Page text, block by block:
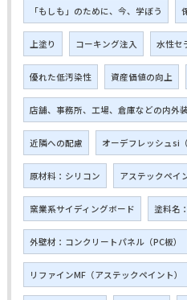
「もしも」のために、今、学ぼう
上塗り コーキング注入 水性セ
優れた低汚染性 資産価値の向上
店舗、事務所、工場、倉庫などの内外
近隣への配慮 オーデフレッシュsi
原材料：シリコン アステックペイ
窯業系サイディングボード 塗料名
外壁材：コンクリートパネル（PC板）
リファインMF（アステックペイント）